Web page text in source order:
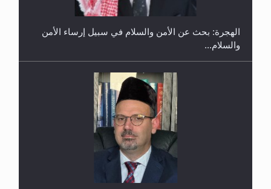
حفل توزيع الشهادات في الجامعة الأحمدية بنيجيريا لعام
الهجرة: بحث عن الأمن والسلام في سبيل إرساء الأمن
والسلام...